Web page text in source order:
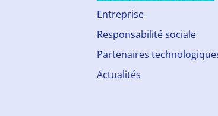
Entreprise
Responsabilité sociale
Partenaires
Actualités